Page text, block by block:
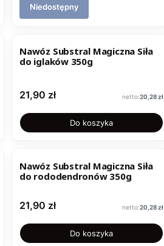
Niedostępny
Nawóz Substral Magiczna Siła
do iglaków 350g
Cena
21,90 zł Cena
20,28 zł
Do koszyka
Nawóz Substral Magiczna Siła
do rododendronów 350g
Cena
21,90 zł Cena
20,28 zł
Do koszyka